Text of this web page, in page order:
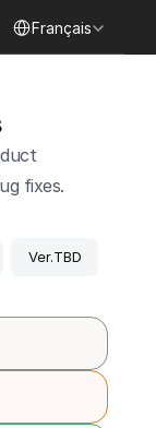
Français
fixes.
Ver.TBD